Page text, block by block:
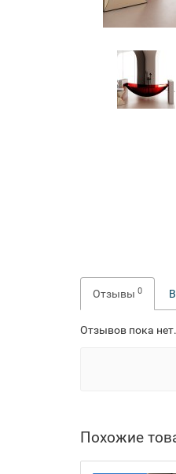
Отзывы 0
Отзывов пока нет.
Похожие